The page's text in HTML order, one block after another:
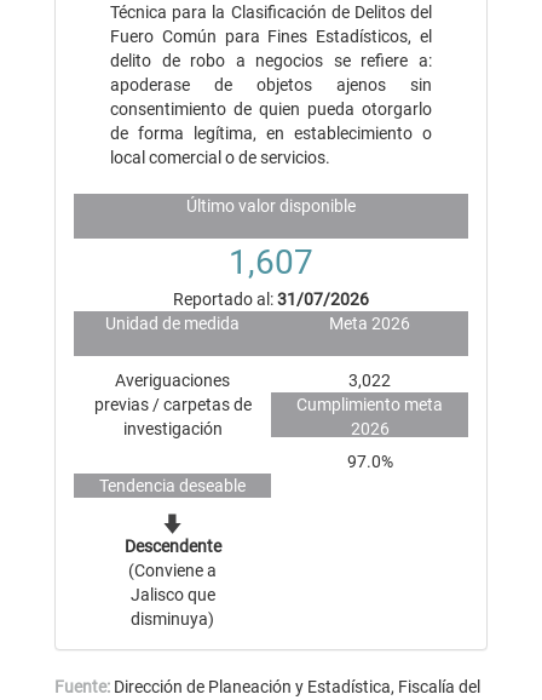
Técnica para la Clasificación de Delitos del
Fuero Común para Fines Estadísticos, el
delito de robo a negocios se refiere a:
apoderase de objetos ajenos sin
consentimiento de quien pueda otorgarlo
de forma legítima, en establecimiento o
local comercial o de servicios.
Último valor disponible
1,607
Reportado al:31/07/2026
Unidad de medida
Averiguaciones
previas / carpetas de
investigación
Meta 2026
3,022
Cumplimiento meta
2026
97.0%
Tendencia deseable
Descendente
(Conviene a
Jalisco que
disminuya)
Fuente: Dirección de Planeación y Estadística, Fiscalía del